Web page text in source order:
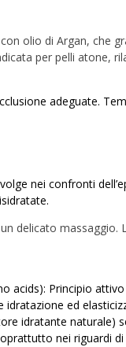
olio di Argan, che
per pelli atone,
adeguate.
nei confronti
delicato massaggio.
acids): Principio
ed
idratante naturale)
nei riguardi di